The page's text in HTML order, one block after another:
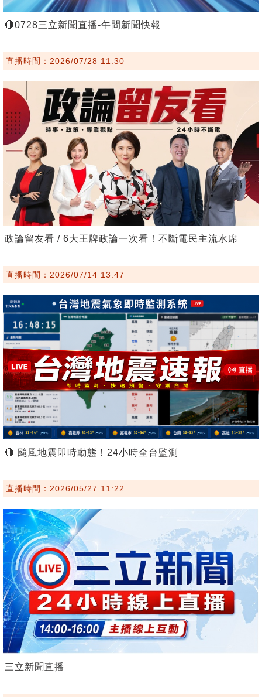
🔴0728三立新聞直播-午間新聞快報
直播時間：2026/07/28 11:30
政論留友看 / 6大王牌政論一次看！不斷電民主流水席
直播時間：2026/07/14 13:47
🔴 颱風地震即時動態！24小時全台監測
直播時間：2026/05/27 11:22
三立新聞直播